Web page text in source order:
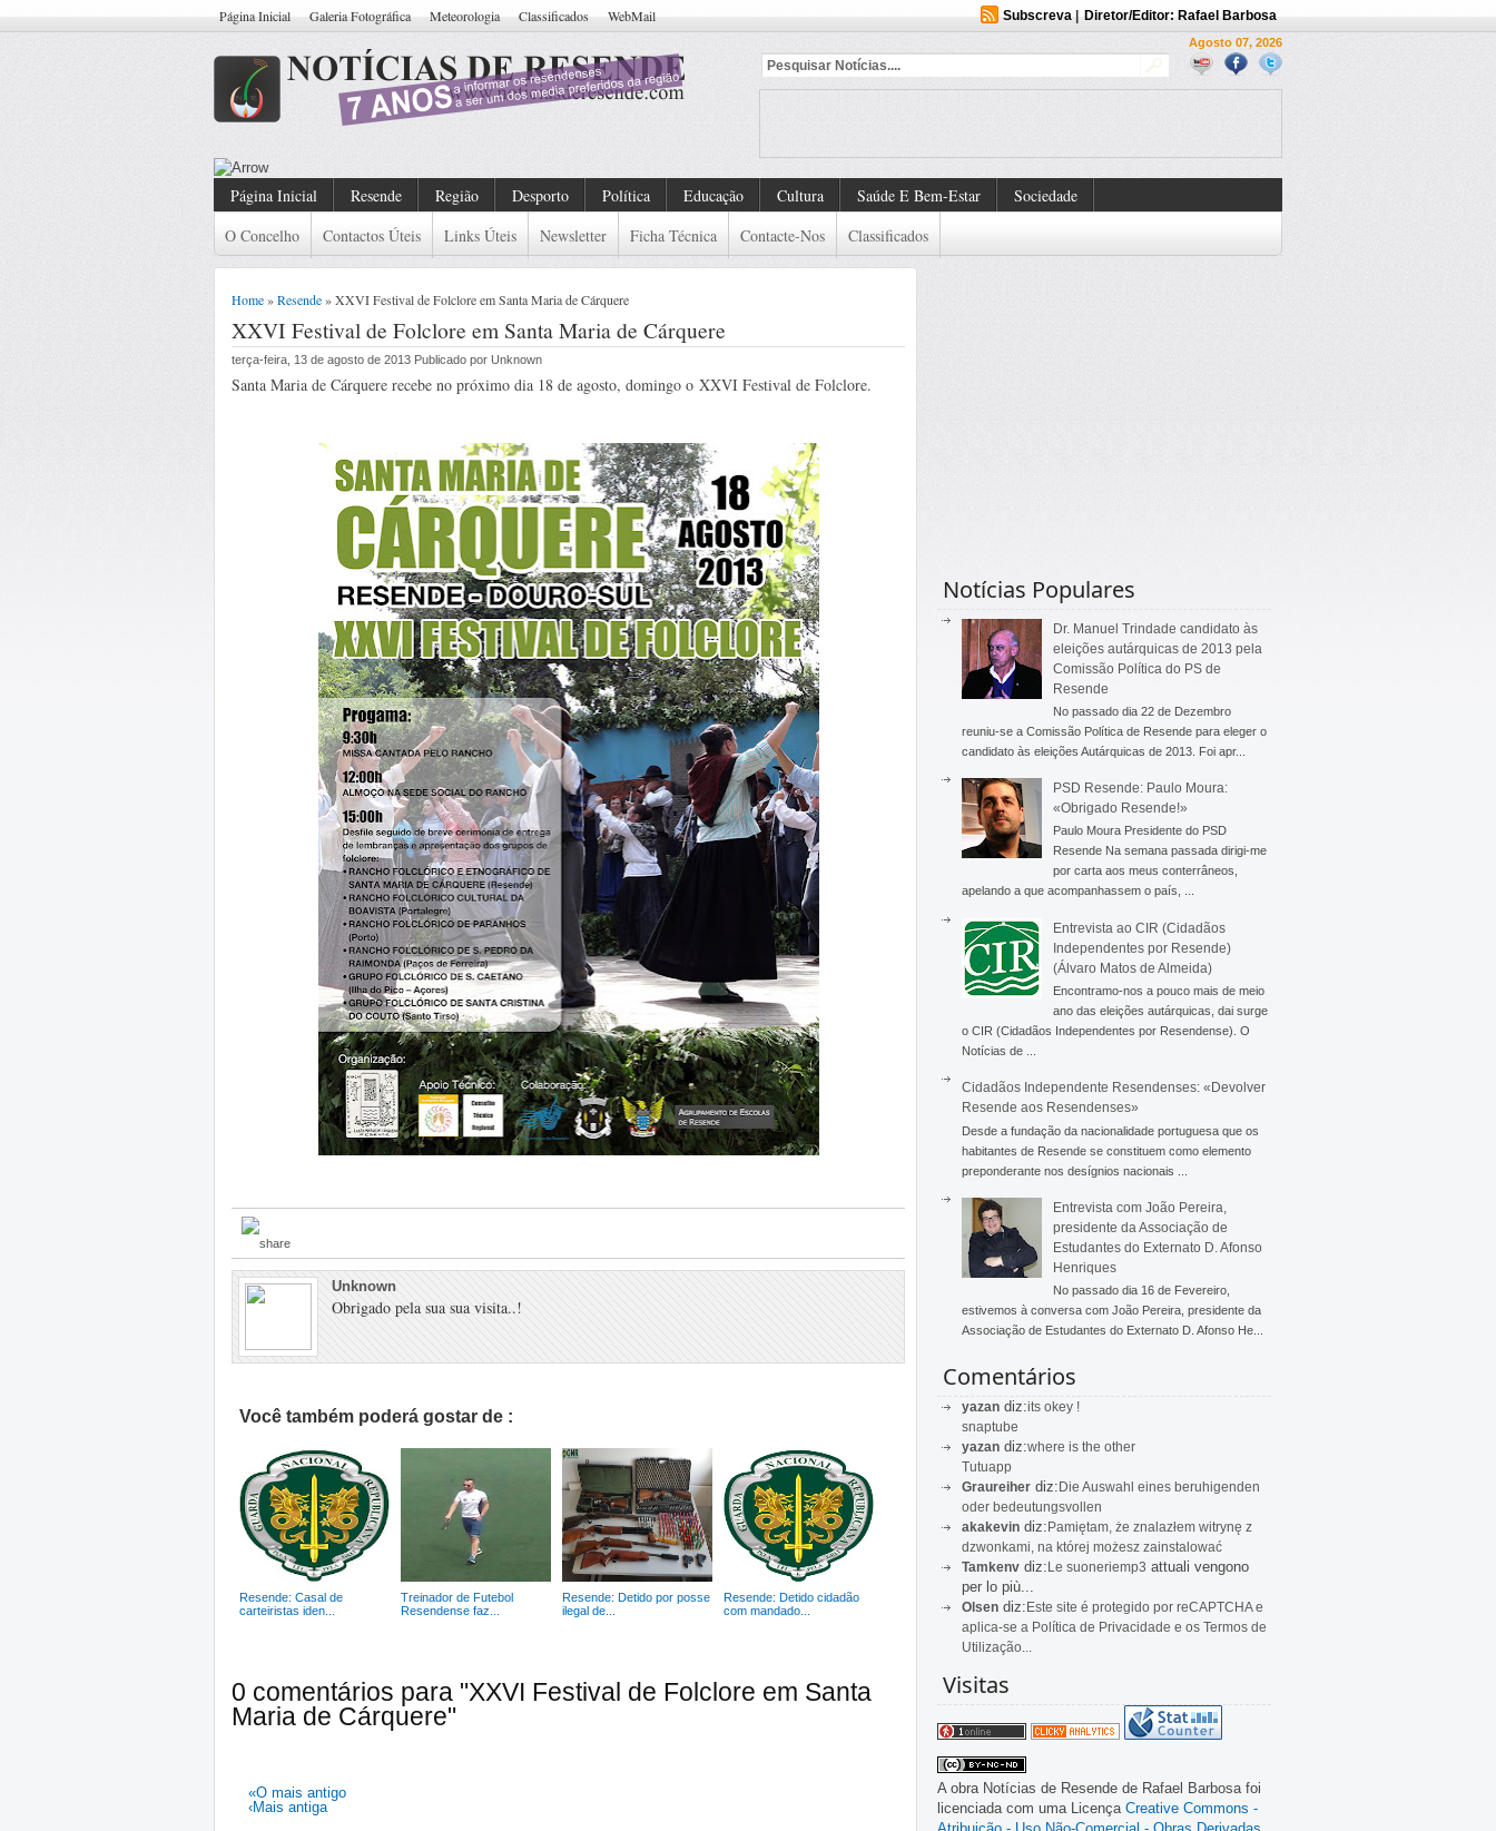
Página Inicial Galeria Fotográfica Meteorologia Classificados WebMail Subscreva| Diretor/Editor: Rafael Barbosa
Agosto 07, 2026
Página Inicial Resende Região Desporto Política Educação Cultura Saúde E Bem-Estar
Sociedade
O Concelho
Contactos Úteis Links Úteis Newsletter Ficha Técnica Contacte-Nos Classificados
Home»Resende» XXVI Festival de Folclore em Santa Maria de Cárquere
XXVI Festival de Folclore em Santa Maria de Cárquere
terça-feira, 13 de agosto de 2013 Publicado por Unknown
Santa Maria de Cárquere recebe no próximo dia 18 de agosto, domingo o XXVI Festival de Folclore.
Unknown
Obrigado pela sua sua visita..!
Você também poderá gostar de :
Resende: Casal de
carteiristas iden...
Treinador de Futebol
Resendense faz...
Resende: Detido por posse
ilegal de...
Resende: Detido cidadão
com mandado...
0 comentários para "XXVI Festival de Folclore em Santa
Maria de Cárquere"
«O mais antigo
‹Mais antiga
Notícias Populares
Dr. Manuel Trindade candidato às
eleições autárquicas de 2013 pela
Comissão Política do PS de
Resende
No passado dia 22 de Dezembro
reuniu-se a Comissão Política de Resende para eleger o
candidato às eleições Autárquicas de 2013. Foi apr...
PSD Resende: Paulo Moura:
«Obrigado Resende!»
Paulo Moura Presidente do PSD
Resende Na semana passada dirigi-me
por carta aos meus conterrâneos,
apelando a que acompanhassem o país, ...
Entrevista ao CIR (Cidadãos
Independentes por Resende)
(Álvaro Matos de Almeida)
Encontramo-nos a pouco mais de meio
ano das eleições autárquicas, dai surge
o CIR (Cidadãos Independentes por Resendense). O
Notícias de ...
Cidadãos Independente Resendenses: «Devolver
Resende aos Resendenses»
Desde a fundação da nacionalidade portuguesa que os
habitantes de Resende se constituem como elemento
preponderante nos desígnios nacionais ...
Entrevista com João Pereira,
presidente da Associação de
Estudantes do Externato D. Afonso
Henriques
No passado dia 16 de Fevereiro,
estivemos à conversa com João Pereira, presidente da
Associação de Estudantes do Externato D. Afonso He...
Comentários
yazan diz:its okey !
snaptube
yazan diz:where is the other
Tutuapp
Graureiher diz:Die Auswahl eines beruhigenden
oder bedeutungsvollen
akakevin diz:Pamiętam, że znalazłem witrynę z
dzwonkami, na której możesz zainstalować
Tamkenv diz:Le suoneriemp3 attuali vengono
per lo più...
Olsen diz:Este site é protegido por reCAPTCHA e
aplica-se a Política de Privacidade e os Termos de
Utilização...
Visitas
A obra Notícias de Resende de Rafael Barbosa foi
licenciada com uma Licença Creative Commons -